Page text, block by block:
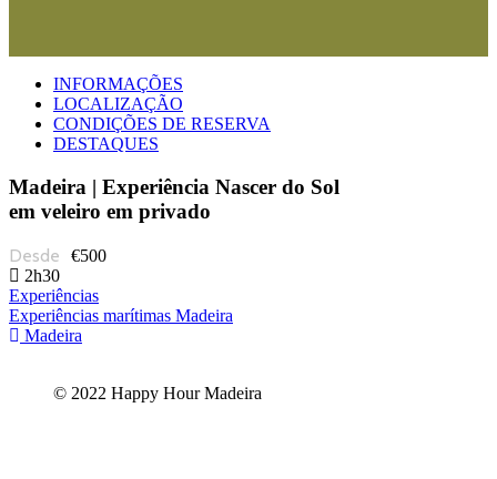
INFORMAÇÕES
LOCALIZAÇÃO
CONDIÇÕES DE RESERVA
DESTAQUES
Madeira | Experiência Nascer do Sol
em veleiro em privado
€500
2h30
Experiências
Experiências marítimas Madeira
Madeira
© 2022 Happy Hour Madeira